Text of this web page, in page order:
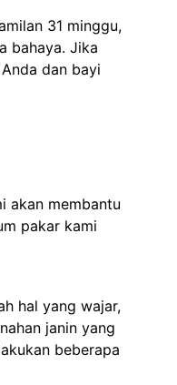
31 minggu,
bahaya. Jika
dan bayi
akan membantu
pakar kami
hal yang wajar,
janin yang
beberapa